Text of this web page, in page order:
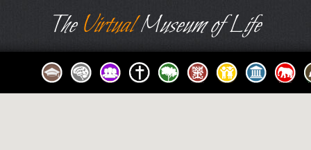
TheVirtualMuseum of Life